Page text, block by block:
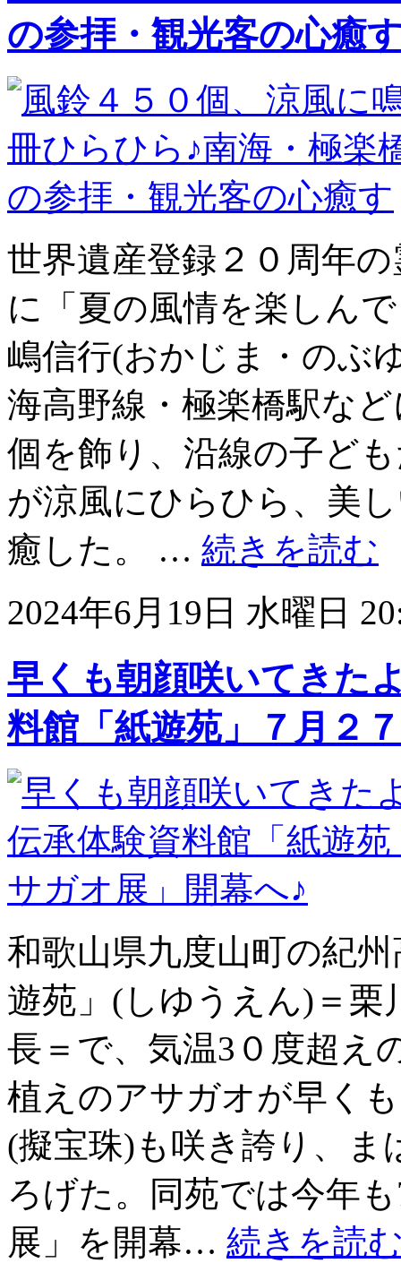
の参拝・観光客の心癒
世界遺産登録２０周年
に「夏の風情を楽しん
嶋信行(おかじま・のぶ
海高野線・極楽橋駅な
個を飾り、沿線の子ど
が涼風にひらひら、美
癒した。 … 続きを読む
2024年6月19日 水曜日
早くも朝顔咲いてきた
料館「紙遊苑」７月２
和歌山県九度山町の紀
遊苑」(しゆうえん)＝栗
長＝で、気温3０度超え
植えのアサガオが早く
(擬宝珠)も咲き誇り、ま
ろげた。同苑では今年
展」を開幕… 続きを読